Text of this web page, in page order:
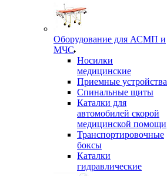
Оборудование для АСМП и
МЧС
Носилки
медицинские
Приемные устройства
Спинальные щиты
Каталки для
автомобилей скорой
медицинской помощи
Транспортировочные
боксы
Каталки
гидравлические